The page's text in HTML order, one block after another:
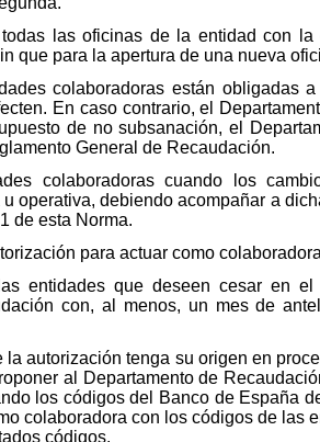
las oficinas de la entidad con
que para la apertura de una nueva
colaboradoras están obligadas
En caso contrario, el
de no subsanación, el
General de Recaudación.
colaboradoras cuando los
operativa, debiendo acompañar a
de esta Norma.
para actuar como
entidades que deseen cesar en
con, al menos, un mes de
autorización tenga su origen en
al Departamento de
los códigos del Banco de España
colaboradora con los códigos de las
códigos.